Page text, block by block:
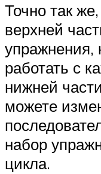
Точно так
верхней
упражнения,
работать с
нижней
можете
набор
цикла.